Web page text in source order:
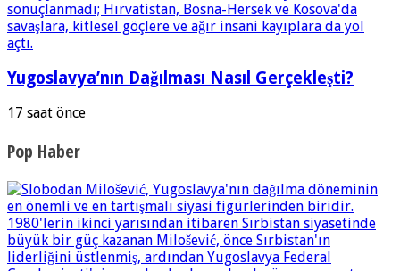
Yugoslavya’nın Dağılması Nasıl Gerçekleşti?
17 saat önce
Pop Haber